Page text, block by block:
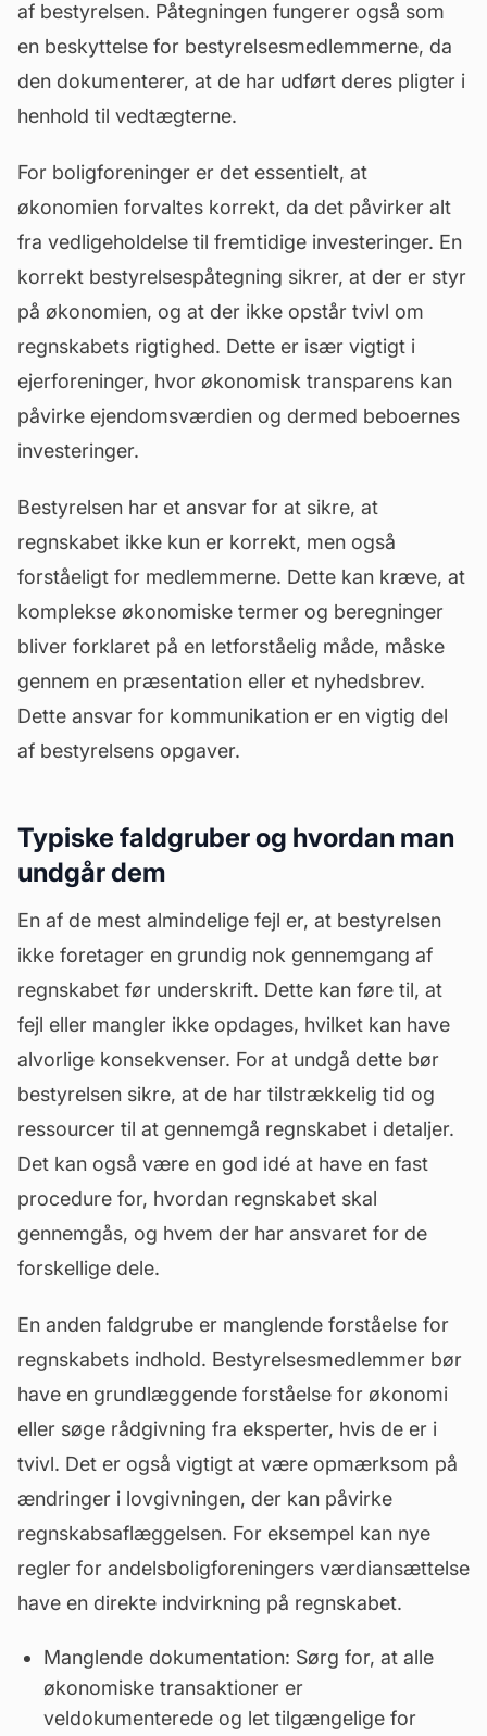
af bestyrelsen. Påtegningen fungerer også som
en beskyttelse for bestyrelsesmedlemmerne, da
den dokumenterer, at de har udført deres pligter i
henhold til vedtægterne.
For boligforeninger er det essentielt, at
økonomien forvaltes korrekt, da det påvirker alt
fra vedligeholdelse til fremtidige investeringer. En
korrekt bestyrelsespåtegning sikrer, at der er styr
på økonomien, og at der ikke opstår tvivl om
regnskabets rigtighed. Dette er især vigtigt i
ejerforeninger, hvor økonomisk transparens kan
påvirke ejendomsværdien og dermed beboernes
investeringer.
Bestyrelsen har et ansvar for at sikre, at
regnskabet ikke kun er korrekt, men også
forståeligt for medlemmerne. Dette kan kræve, at
komplekse økonomiske termer og beregninger
bliver forklaret på en letforståelig måde, måske
gennem en præsentation eller et nyhedsbrev.
Dette ansvar for kommunikation er en vigtig del
af bestyrelsens opgaver.
Typiske faldgruber og hvordan man
undgår dem
En af de mest almindelige fejl er, at bestyrelsen
ikke foretager en grundig nok gennemgang af
regnskabet før underskrift. Dette kan føre til, at
fejl eller mangler ikke opdages, hvilket kan have
alvorlige konsekvenser. For at undgå dette bør
bestyrelsen sikre, at de har tilstrækkelig tid og
ressourcer til at gennemgå regnskabet i detaljer.
Det kan også være en god idé at have en fast
procedure for, hvordan regnskabet skal
gennemgås, og hvem der har ansvaret for de
forskellige dele.
En anden faldgrube er manglende forståelse for
regnskabets indhold. Bestyrelsesmedlemmer bør
have en grundlæggende forståelse for økonomi
eller søge rådgivning fra eksperter, hvis de er i
tvivl. Det er også vigtigt at være opmærksom på
ændringer i lovgivningen, der kan påvirke
regnskabsaflæggelsen. For eksempel kan nye
regler for andelsboligforeningers værdiansættelse
have en direkte indvirkning på regnskabet.
Manglende dokumentation: Sørg for, at alle
økonomiske transaktioner er
veldokumenterede og let tilgængelige for